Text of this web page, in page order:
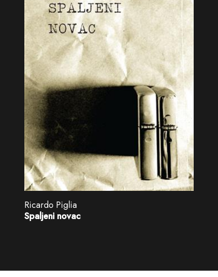
Ricardo Piglia
Spaljeni novac